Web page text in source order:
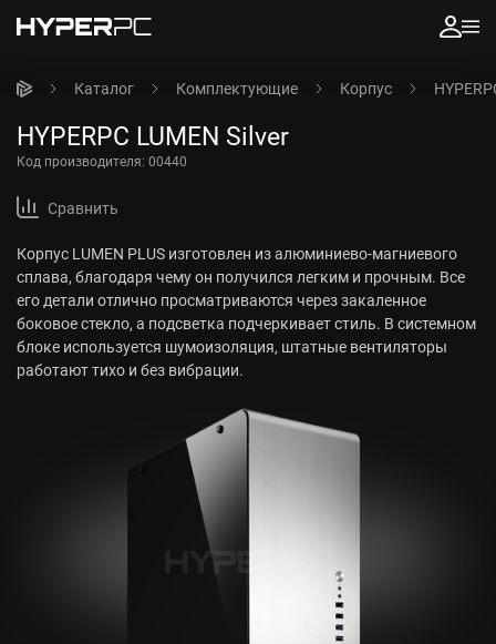
Каталог Комплектующие Корпус
HYPERPC LUMEN Silver
Код производителя: 00440
Сравнить
Корпус LUMEN PLUS изготовлен из алюминиево-магниевого
сплава, благодаря чему он получился легким и прочным. Все
его детали отлично просматриваются через закаленное
боковое стекло, а подсветка подчеркивает стиль. В системном
блоке используется шумоизоляция, штатные вентиляторы
работают тихо и без вибрации.